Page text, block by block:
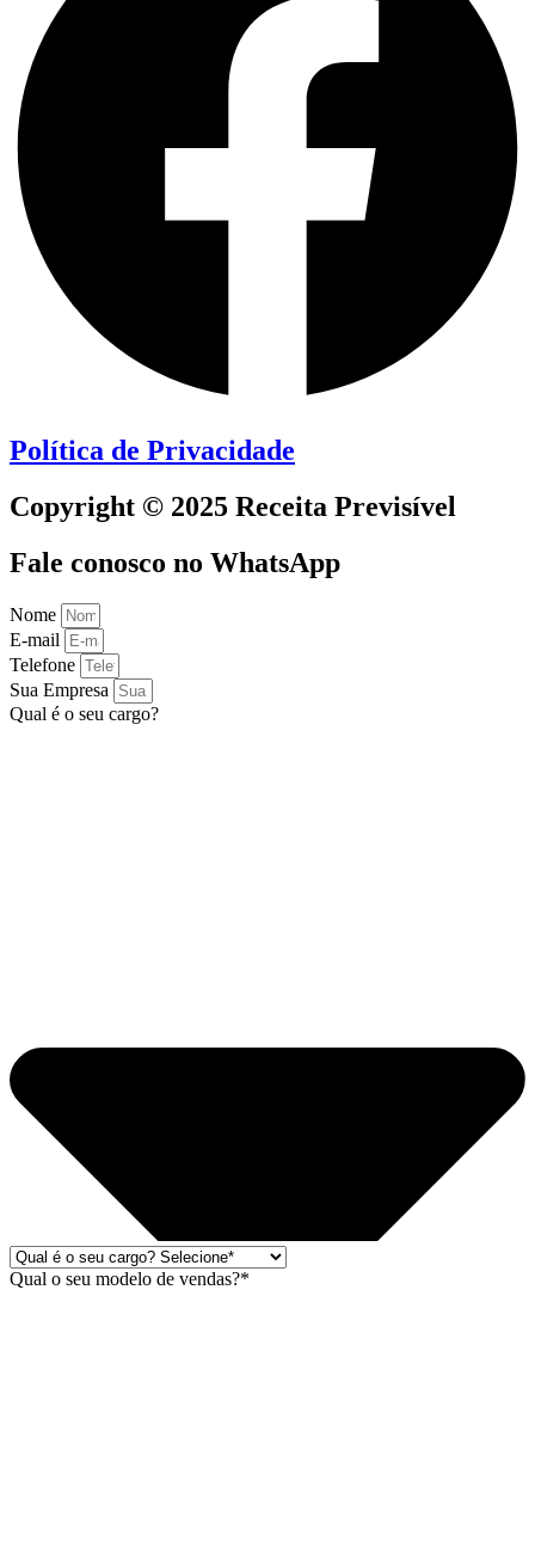
Política de Privacidade
Copyright © 2025 Receita Previsível
Fale conosco no WhatsApp
Nome
E-mail
Telefone
Sua Empresa
Qual é o seu cargo?
Qual o seu modelo de vendas?*